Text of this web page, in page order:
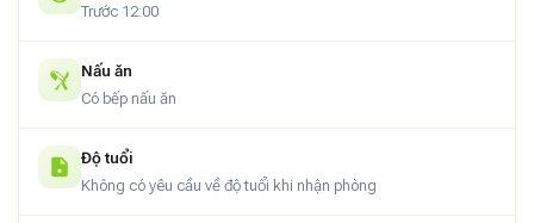
Trước 12:00
Nấu ăn
Có bếp nấu ăn
Độ tuổi
Không có yêu cầu về độ tuổi khi nhận phòng